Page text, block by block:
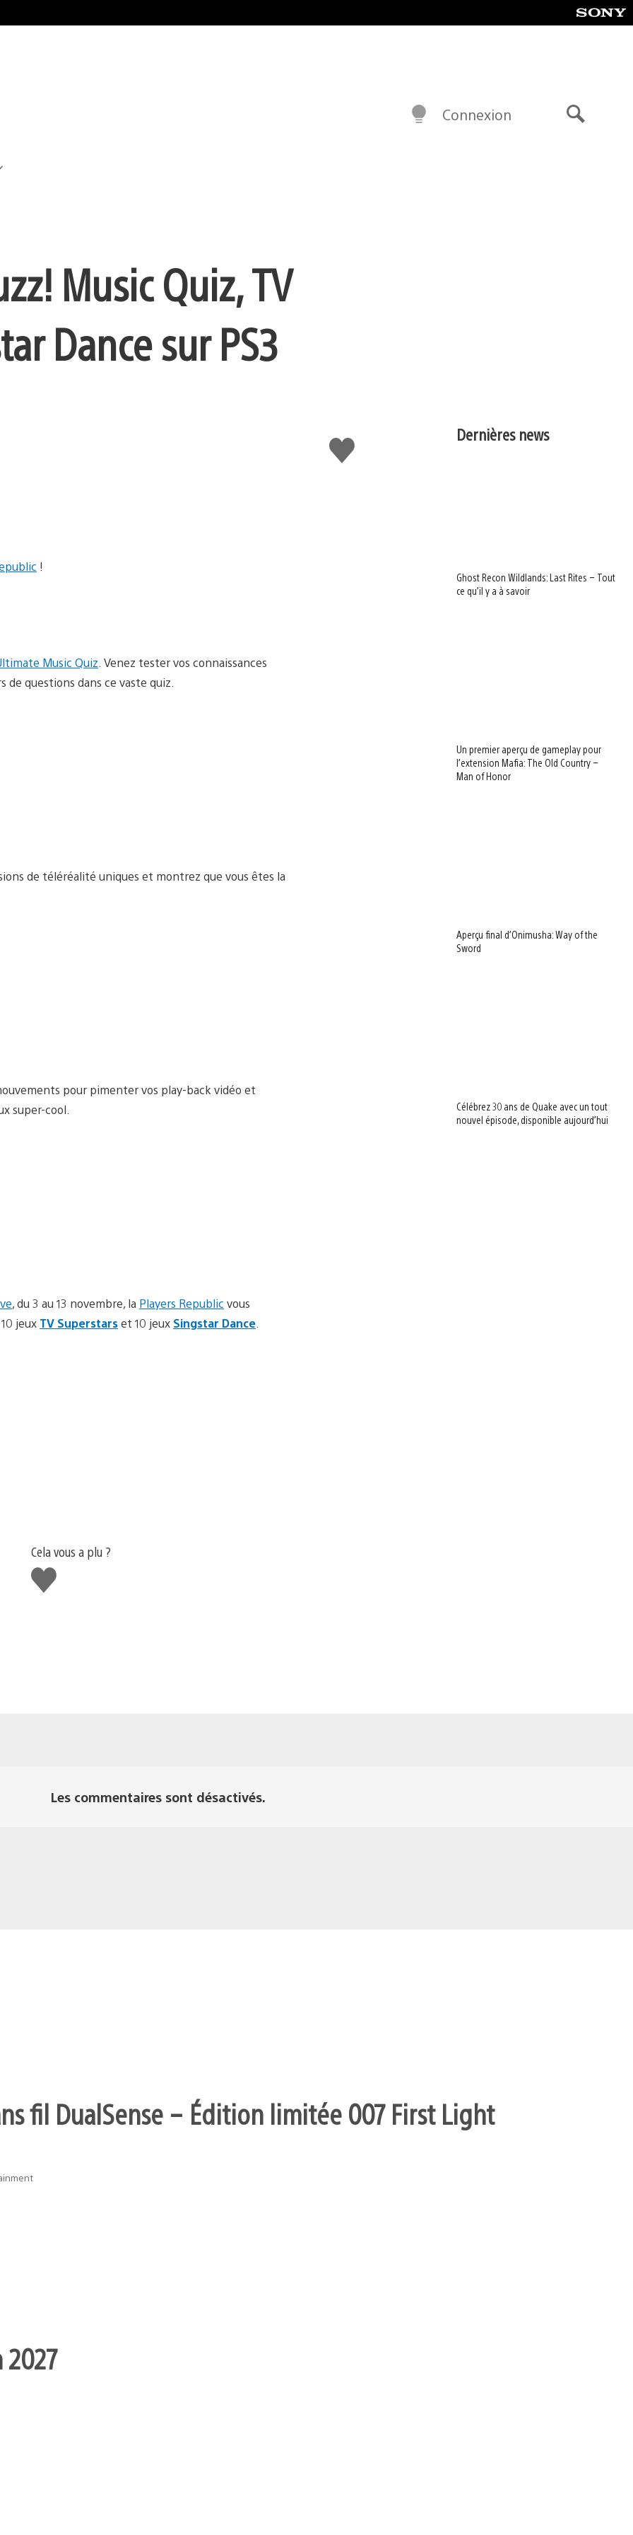
Connexion
Music Quiz, TV
Dance sur PS3
J'aime
!
Music Quiz . Venez tester vos connaissances
de questions dans ce vaste quiz.
de téléréalité uniques et montrez que vous êtes la
pour pimenter vos play-back vidéo et
super-cool.
, du 3 au 13 novembre, la Players Republic vous
10 jeux TV Superstarset 10 jeux Singstar Dance
Cela vous a plu ?
J'aime
Dernières news
Ghost Recon Wildlands: Last Rites – Tout
ce qu’il y a à savoir
Un premier aperçu de gameplay pour
l’extension Mafia: The Old Country –
Man of Honor
Aperçu final d’Onimusha: Way of the
Sword
Célébrez 30 ans de Quake avec un tout
nouvel épisode, disponible aujourd’hui
Les commentaires sont désactivés.
fil DualSense – Édition limitée 007 First Light